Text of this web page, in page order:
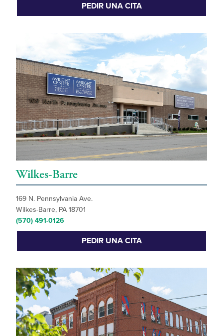
PEDIR UNA CITA
Wilkes-Barre
169 N. Pennsylvania Ave.
Wilkes-Barre, PA 18701
(570) 491-0126
PEDIR UNA CITA